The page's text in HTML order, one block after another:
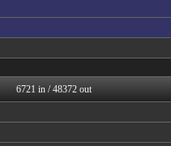
まとめCUP
2chまとめ・読み物・長編...
コノユビニュース｜みんなの...
うしみつ-5chまとめ-
不思議.net - 5ch...
6721 in / 48372 out